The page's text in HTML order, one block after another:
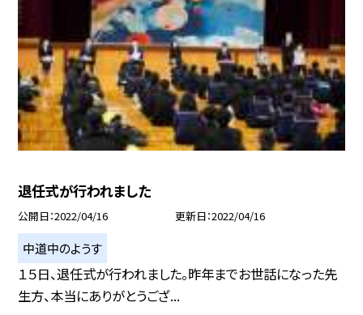
退任式が行われました
公開日 2022/04/16 更新日 2022/04/16
中道中のようす
１５日、退任式が行われました。昨年までお世話になった先
生方、本当にありがとうござ...